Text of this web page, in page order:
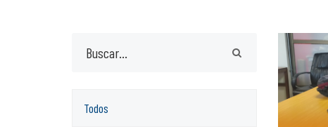
Todos